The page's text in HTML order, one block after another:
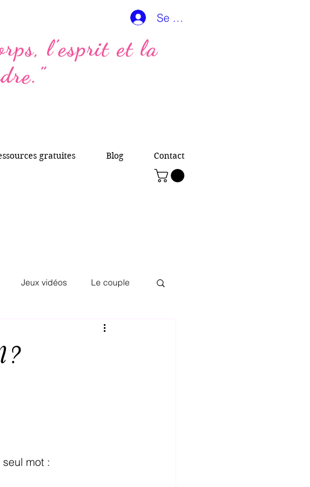
l’esprit et la
Se connecter
gratuites Blog Contact
Jeux vidéos Le couple
?
mot :